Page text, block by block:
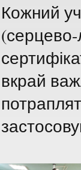
Кожний
(серцево-
вкрай